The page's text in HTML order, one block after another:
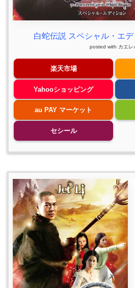
白蛇伝説 スペシャル・エ
posted with カエレ
楽天市場
Yahooショッピング
au PAY マーケット
セシール